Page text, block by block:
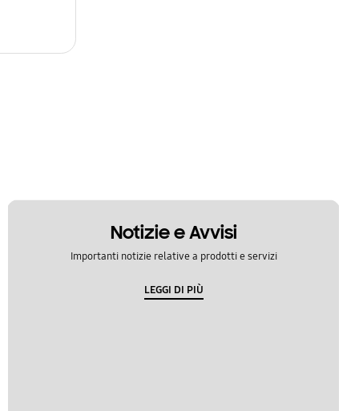
Notizie e Avvisi
Importanti notizie relative a prodotti e servizi
LEGGI DI PIÙ